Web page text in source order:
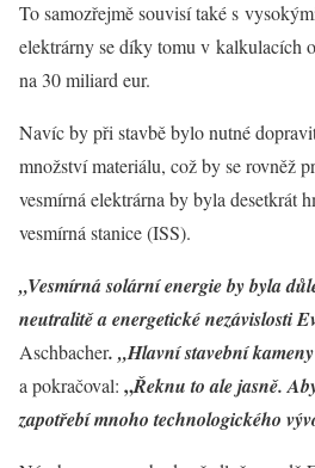
To samozřejmě souvisí také s
elektrárny se díky tomu v kalkulacích
na 30 miliard eur.
Navíc by při stavbě bylo nutné
množství materiálu, což by se rovněž
vesmírná elektrárna by byla desetkrát
vesmírná stanice (ISS).
„Vesmírná solární energie by byla
neutralitě a energetické nezávislosti
Aschbacher. „Hlavní stavební
a pokračoval: „Řeknu to ale jasně.
zapotřebí mnoho technologického